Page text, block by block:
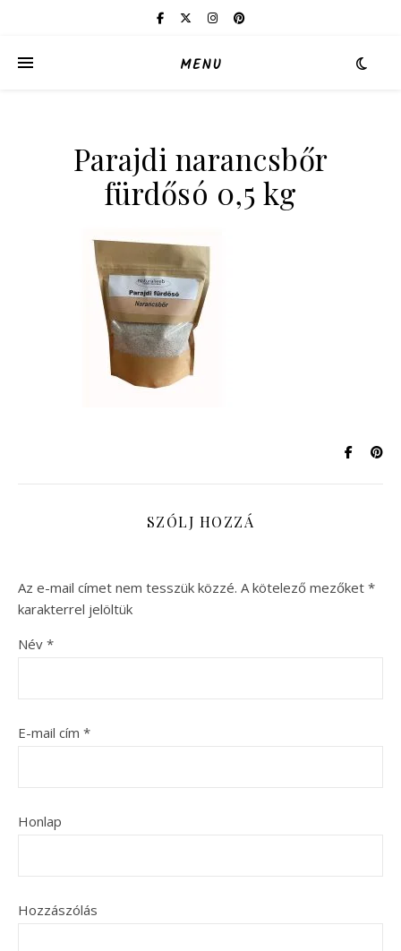
MENU
Parajdi narancsbőr
fürdősó 0,5 kg
SZÓLJ HOZZÁ
Az e-mail címet nem tesszük közzé. A kötelező mezőket *
karakterrel jelöltük
Név *
E-mail cím *
Honlap
Hozzászólás